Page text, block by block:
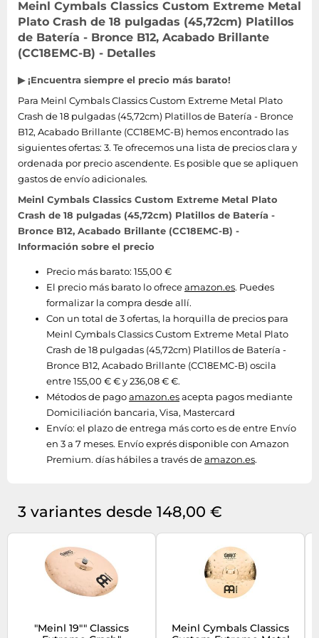
Meinl Cymbals Classics Custom Extreme Metal
Plato Crash de 18 pulgadas (45,72cm) Platillos
de Batería - Bronce B12, Acabado Brillante
(CC18EMC-B) - Detalles
▶ ¡Encuentra siempre el precio más barato!
Para Meinl Cymbals Classics Custom Extreme Metal Plato
Crash de 18 pulgadas (45,72cm) Platillos de Batería - Bronce
B12, Acabado Brillante (CC18EMC-B) hemos encontrado las
siguientes ofertas: 3. Te ofrecemos una lista de precios clara y
ordenada por precio ascendente. Es posible que se apliquen
gastos de envío adicionales.
Meinl Cymbals Classics Custom Extreme Metal Plato
Crash de 18 pulgadas (45,72cm) Platillos de Batería -
Bronce B12, Acabado Brillante (CC18EMC-B) -
Información sobre el precio
Precio más barato: 155,00 €
El precio más barato lo ofreceamazon.es. Puedes
formalizar la compra desde allí.
Con un total de 3 ofertas, la horquilla de precios para
Meinl Cymbals Classics Custom Extreme Metal Plato
Crash de 18 pulgadas (45,72cm) Platillos de Batería -
Bronce B12, Acabado Brillante (CC18EMC-B) oscila
entre 155,00 € € y 236,08 € €.
Métodos de pagoamazon.esacepta pagos mediante
Domiciliación bancaria, Visa, Mastercard
Envío: el plazo de entrega más corto es de entre Envío
en 3 a 7 meses. Envío exprés disponible con Amazon
Premium. días hábiles a través deamazon.es.
3 variantes desde 148,00 €
"Meinl 19"" Classics
Meinl Cymbals Classics